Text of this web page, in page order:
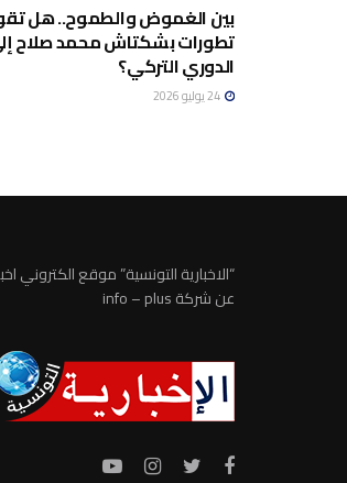
بين الغموض والطموح.. هل
تطورات بشكتاش محمد صلاح
الدوري التركي؟
“الاخبارية التونسية” موقع الكتروني
عن شركة info – plus